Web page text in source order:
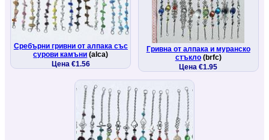
Сребърни гривни от алпака със
сурови камъни (alca)
Цена €1.56
Гривна от алпака и муранско
стъкло(brfc)
Цена €1.95